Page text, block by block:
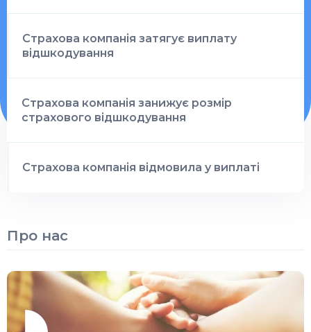
Страхова компанія затягує виплату
відшкодування
Страхова компанія занижує розмір
страхового відшкодування
Страхова компанія відмовила у виплаті
Про нас